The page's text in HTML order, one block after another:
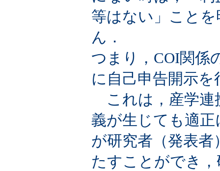
等はない」こと
ん．
つまり，COI関係
に自己申告開示
これは，産学連
義が生じても適
が研究者（発表
たすことができ